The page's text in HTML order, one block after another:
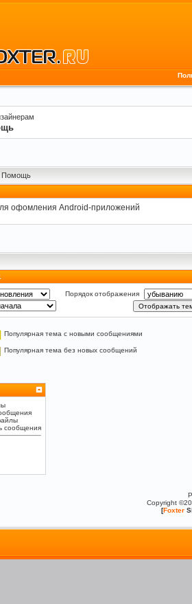
Помощь
офомления Android-приложений
Порядок отображения
Популярная тема с новыми сообщениями
Популярная тема без новых сообщений
сообщения
Copyright
[Foxter